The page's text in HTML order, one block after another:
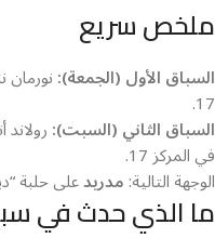
ملخص سريع
السباق الأول (الجمعة):
17.
السباق الثاني (السبت):
في المركز 17.
الوجهة التالية:مدريدعلى حلبة
ما الذي حدث في